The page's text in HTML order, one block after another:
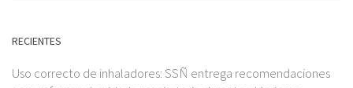
RECIENTES
Uso correcto de inhaladores: SSÑ entrega recomendaciones